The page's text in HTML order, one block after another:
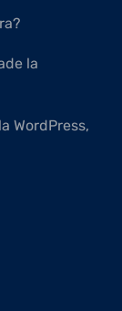
la
WordPress,